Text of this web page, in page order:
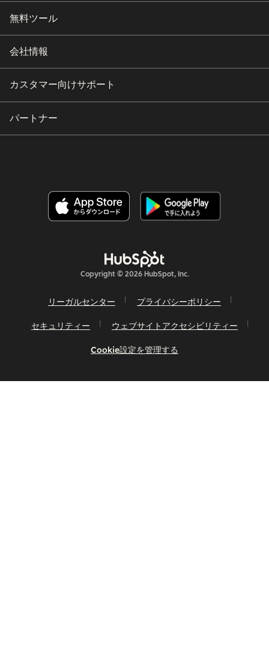
無料ツール
会社情報
カスタマー向けサポート
パートナー
Copyright © 2026 HubSpot, Inc.
リーガルセンター プライバシーポリシー
セキュリティー ウェブサイトアクセシビリティー
Cookie設定を管理する